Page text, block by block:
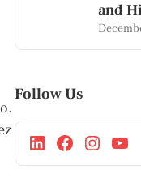
and
Follow Us